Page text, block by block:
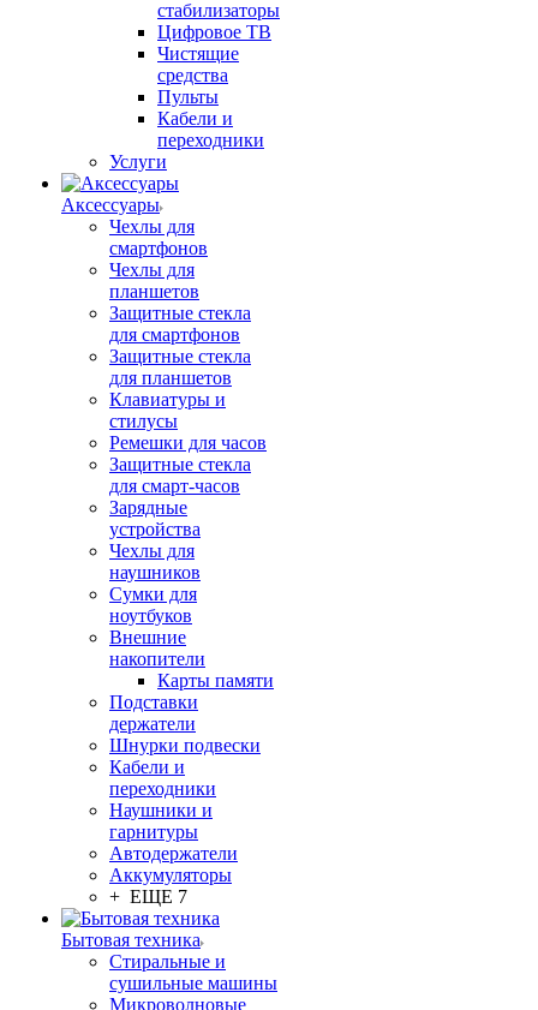
стабилизаторы
Цифровое ТВ
Чистящие
средства
Пульты
Кабели и
переходники
Услуги
Аксессуары
Чехлы для
смартфонов
Чехлы для
планшетов
Защитные стекла
для смартфонов
Защитные стекла
для планшетов
Клавиатуры и
стилусы
Ремешки для часов
Защитные стекла
для смарт-часов
Зарядные
устройства
Чехлы для
наушников
Сумки для
ноутбуков
Внешние
накопители
Карты памяти
Подставки
держатели
Шнурки подвески
Кабели и
переходники
Наушники и
гарнитуры
Автодержатели
Аккумуляторы
+ ЕЩЕ 7
Бытовая техника
Стиральные и
сушильные машины
Микроволновые